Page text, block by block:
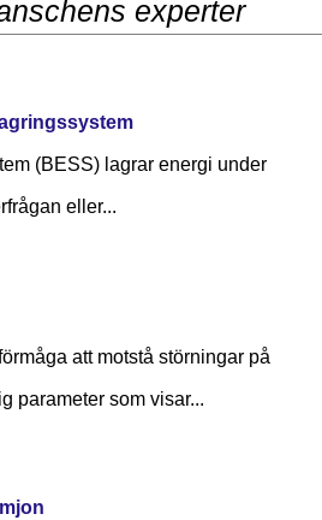
experter
(BESS) lagrar energi under
eller...
att motstå störningar på
parameter som visar...